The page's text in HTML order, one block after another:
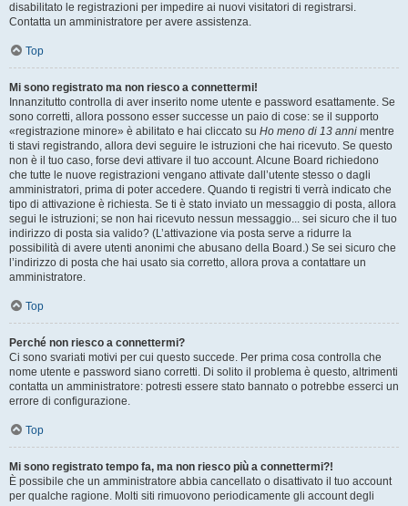
disabilitato le registrazioni per impedire ai nuovi visitatori di registrarsi.
Contatta un amministratore per avere assistenza.
Top
Mi sono registrato ma non riesco a connettermi!
Innanzitutto controlla di aver inserito nome utente e password esattamente. Se
sono corretti, allora possono esser successe un paio di cose: se il supporto
«registrazione minore» è abilitato e hai cliccato su Ho meno di 13 anni mentre
ti stavi registrando, allora devi seguire le istruzioni che hai ricevuto. Se questo
non è il tuo caso, forse devi attivare il tuo account. Alcune Board richiedono
che tutte le nuove registrazioni vengano attivate dall’utente stesso o dagli
amministratori, prima di poter accedere. Quando ti registri ti verrà indicato che
tipo di attivazione è richiesta. Se ti è stato inviato un messaggio di posta, allora
segui le istruzioni; se non hai ricevuto nessun messaggio... sei sicuro che il tuo
indirizzo di posta sia valido? (L’attivazione via posta serve a ridurre la
possibilità di avere utenti anonimi che abusano della Board.) Se sei sicuro che
l’indirizzo di posta che hai usato sia corretto, allora prova a contattare un
amministratore.
Top
Perché non riesco a connettermi?
Ci sono svariati motivi per cui questo succede. Per prima cosa controlla che
nome utente e password siano corretti. Di solito il problema è questo, altrimenti
contatta un amministratore: potresti essere stato bannato o potrebbe esserci un
errore di configurazione.
Top
Mi sono registrato tempo fa, ma non riesco più a connettermi?!
È possibile che un amministratore abbia cancellato o disattivato il tuo account
per qualche ragione. Molti siti rimuovono periodicamente gli account degli